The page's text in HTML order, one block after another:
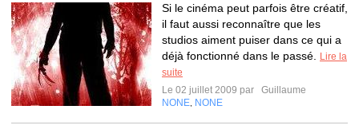
Si le cinéma peut parfois être créatif,
il faut aussi reconnaître que les
studios aiment puiser dans ce qui a
déjà fonctionné dans le passé.
Lire la
suite
Le 02 juillet 2009 par
Guillaume
NONE NONE